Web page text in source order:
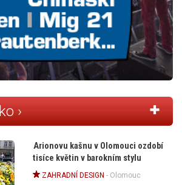
›
Arionovu kašnu v Olomouci ozdobí
tisíce květin v barokním stylu
ZAHRADNÍ DESIGN - Olomouc